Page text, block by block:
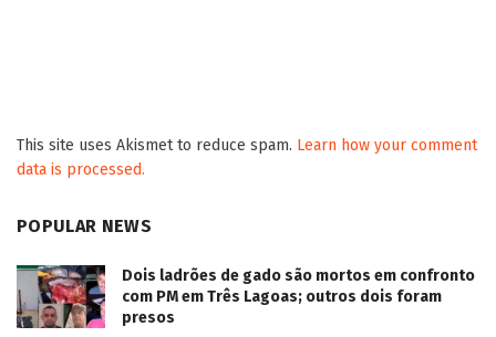
This site uses Akismet to reduce spam. Learn how your comment
data is processed.
POPULAR NEWS
Dois ladrões de gado são mortos em confronto
com PM em Três Lagoas; outros dois foram
presos